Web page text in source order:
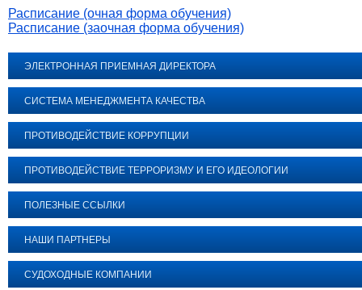
Расписание (очная форма обучения)
Расписание (заочная форма обучения)
ЭЛЕКТРОННАЯ ПРИЕМНАЯ ДИРЕКТОРА
СИСТЕМА МЕНЕДЖМЕНТА КАЧЕСТВА
ПРОТИВОДЕЙСТВИЕ КОРРУПЦИИ
ПРОТИВОДЕЙСТВИЕ ТЕРРОРИЗМУ И ЕГО ИДЕОЛОГИИ
ПОЛЕЗНЫЕ ССЫЛКИ
НАШИ ПАРТНЕРЫ
СУДОХОДНЫЕ КОМПАНИИ